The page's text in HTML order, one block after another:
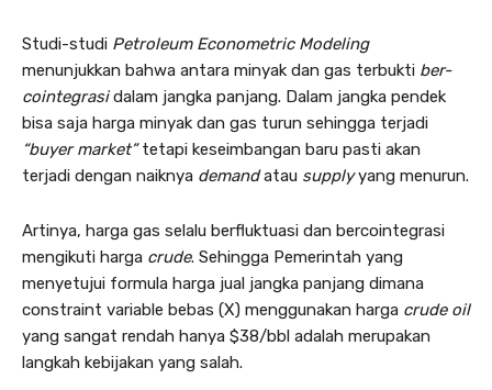
Studi-studi Petroleum Econometric Modeling
menunjukkan bahwa antara minyak dan gas terbukti ber-
cointegrasidalam jangka panjang. Dalam jangka pendek
bisa saja harga minyak dan gas turun sehingga terjadi
“buyer market”tetapi keseimbangan baru pasti akan
terjadi dengan naiknya demandatau supplyyang menurun.
Artinya, harga gas selalu berfluktuasi dan bercointegrasi
mengikuti harga crude. Sehingga Pemerintah yang
menyetujui formula harga jual jangka panjang dimana
constraint variable bebas (X) menggunakan harga crude oil
yang sangat rendah hanya $38/bbl adalah merupakan
langkah kebijakan yang salah.